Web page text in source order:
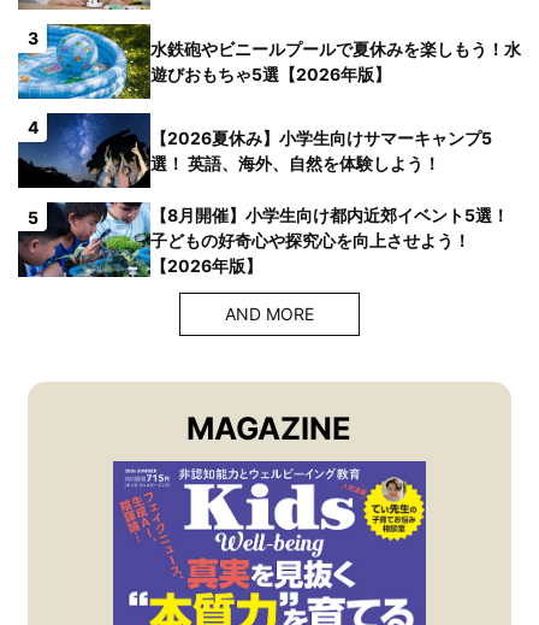
3
水鉄砲やビニールプールで夏休みを楽しもう！水
遊びおもちゃ5選【2026年版】
4
【2026夏休み】小学生向けサマーキャンプ5
選！ 英語、海外、自然を体験しよう！
5
【8月開催】小学生向け都内近郊イベント5選！
子どもの好奇心や探究心を向上させよう！
【2026年版】
AND MORE
MAGAZINE